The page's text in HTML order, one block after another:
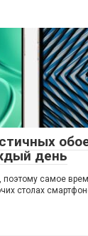
день
поэтому самое
столах